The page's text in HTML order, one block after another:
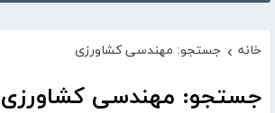
خانه › جستجو: مهندسی کشاورزی
جستجو: مهندسی کشاورزی